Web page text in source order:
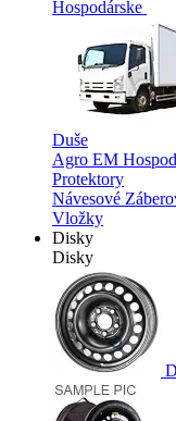
Hospodárske
Duše
Agro EM
Protektory
Návesové
Vložky
Disky
Disky